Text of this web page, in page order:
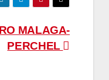
MALAGA-
PERCHEL